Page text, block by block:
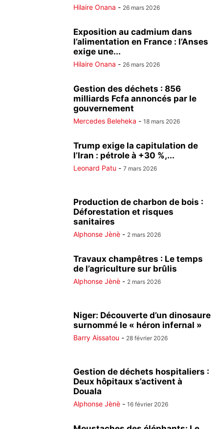
Hilaire Onana - 26 mars 2026
Exposition au cadmium dans
l’alimentation en France : l’Anses
exige une...
Hilaire Onana - 26 mars 2026
Gestion des déchets : 856
milliards Fcfa annoncés par le
gouvernement
Mercedes Beleheka - 18 mars 2026
Trump exige la capitulation de
l’Iran : pétrole à +30 %,...
Leonard Patu - 7 mars 2026
Production de charbon de bois :
Déforestation et risques
sanitaires
Alphonse Jènè - 2 mars 2026
Travaux champêtres : Le temps
de l’agriculture sur brûlis
Alphonse Jènè - 2 mars 2026
Niger: Découverte d’un dinosaure
surnommé le « héron infernal »
Barry Aissatou - 28 février 2026
Gestion de déchets hospitaliers :
Deux hôpitaux s’activent à
Douala
Alphonse Jènè - 16 février 2026